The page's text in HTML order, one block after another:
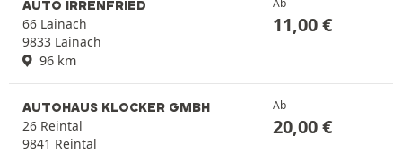
AUTO IRRENFRIED
66 Lainach
9833 Lainach
96 km
Ab
11,00€
AUTOHAUS KLOCKER GMBH
26 Reintal
9841 Reintal
Ab
20,00€